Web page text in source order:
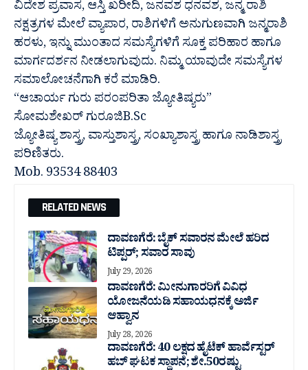
ವಿದೇಶ ಪ್ರವಾಸ, ಆಸ್ತಿ ಖರೀದಿ, ಜನವಶ ಧನವಶ, ಜನ್ಮ ರಾಶಿ
ನಕ್ಷತ್ರಗಳ ಮೇಲೆ ವ್ಯಾಪಾರ, ರಾಶಿಗಳಿಗೆ ಅನುಗುಣವಾಗಿ ಜನ್ಮರಾಶಿ
ಹರಳು, ಇನ್ನು ಮುಂತಾದ ಸಮಸ್ಯೆಗಳಿಗೆ ಸೂಕ್ತ ಪರಿಹಾರ ಹಾಗೂ
ಮಾರ್ಗದರ್ಶನ ನೀಡಲಾಗುವುದು. ನಿಮ್ಮ ಯಾವುದೇ ಸಮಸ್ಯೆಗಳ
ಸಮಾಲೋಚನೆಗಾಗಿ ಕರೆ ಮಾಡಿರಿ.
“ಆಚಾರ್ಯ ಗುರು ಪರಂಪರಿತಾ ಜ್ಯೋತಿಷ್ಯರು”
ಸೋಮಶೇಖರ್ ಗುರೂಜಿB.Sc
ಜ್ಯೋತಿಷ್ಯ ಶಾಸ್ತ್ರ, ವಾಸ್ತುಶಾಸ್ತ್ರ, ಸಂಖ್ಯಾಶಾಸ್ತ್ರ ಹಾಗೂ ನಾಡಿಶಾಸ್ತ್ರ
ಪರಿಣಿತರು.
Mob. 93534 88403
RELATED NEWS
ದಾವಣಗೆರೆ: ಬೈಕ್ ಸವಾರನ ಮೇಲೆ ಹರಿದ
ಟಿಪ್ಪರ್; ಸವಾರ ಸಾವು
July 29, 2026
ದಾವಣಗೆರೆ: ಮೀನುಗಾರರಿಗೆ ವಿವಿಧ
ಯೋಜನೆಯಡಿ ಸಹಾಯಧನಕ್ಕೆ ಅರ್ಜಿ
ಆಹ್ವಾನ
July 28, 2026
ದಾವಣಗೆರೆ: 40 ಲಕ್ಷದ ಹೈಟೆಕ್ ಹಾರ್ವೆಸ್ಟರ್
ಹಬ್ ಘಟಕ ಸ್ಥಾಪನೆ; ಶೇ.50ರಷ್ಟು